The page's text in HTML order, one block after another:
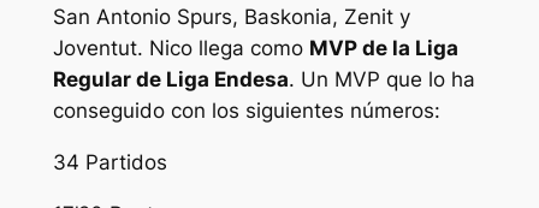
San Antonio Spurs, Baskonia, Zenit y
Joventut. Nico llega como MVP de la Liga
Regular de Liga Endesa. Un MVP que lo ha
conseguido con los siguientes números:
34 Partidos